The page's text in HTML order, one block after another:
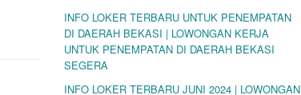
INFO LOKER TERBARU UNTUK PENEMPATAN
DI DAERAH BEKASI | LOWONGAN KERJA
UNTUK PENEMPATAN DI DAERAH BEKASI
SEGERA
INFO LOKER TERBARU JUNI 2024 | LOWONGAN